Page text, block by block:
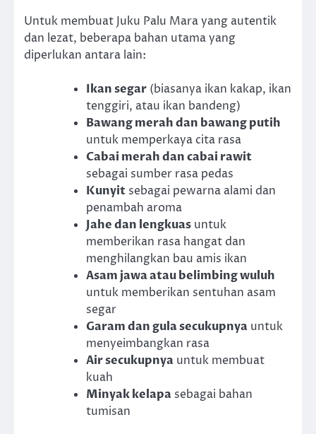
Untuk membuat Juku Palu Mara yang autentik
dan lezat, beberapa bahan utama yang
diperlukan antara lain:
Ikan segar (biasanya ikan kakap, ikan
tenggiri, atau ikan bandeng)
Bawang merah dan bawang putih
untuk memperkaya cita rasa
Cabai merah dan cabai rawit
sebagai sumber rasa pedas
Kunyit sebagai pewarna alami dan
penambah aroma
Jahe dan lengkuas untuk
memberikan rasa hangat dan
menghilangkan bau amis ikan
Asam jawa atau belimbing wuluh
untuk memberikan sentuhan asam
segar
Garam dan gula secukupnya untuk
menyeimbangkan rasa
Air secukupnya untuk membuat
kuah
Minyak kelapa sebagai bahan
tumisan